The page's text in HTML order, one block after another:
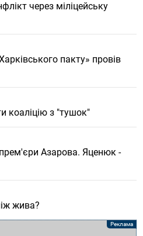
через міліцейську
пакту» провів
коаліцію з "тушок"
Азарова. Яценюк -
жива?